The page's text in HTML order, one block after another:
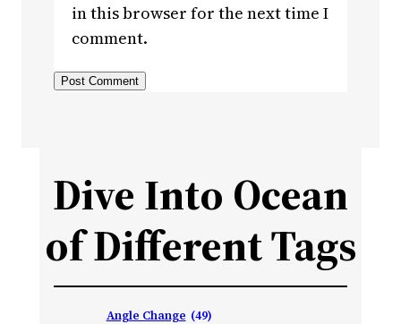
in this browser for the next time I
comment.
Dive Into Ocean
of Different Tags
Angle Change (49)